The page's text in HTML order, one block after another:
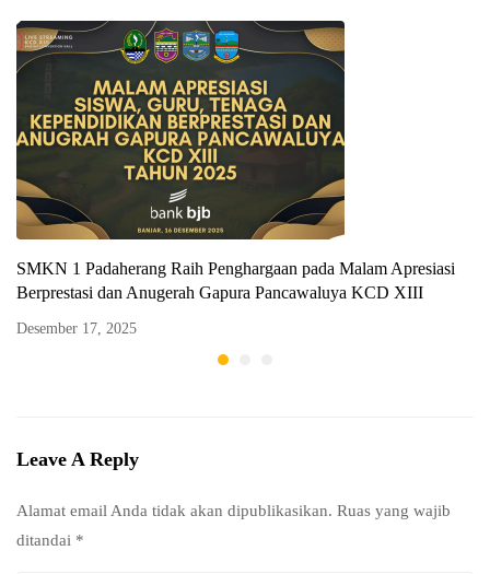
SMKN 1 Padaherang Raih Penghargaan pada Malam Apresiasi
Berprestasi dan Anugerah Gapura Pancawaluya KCD XIII
Desember 17, 2025
Leave A Reply
Alamat email Anda tidak akan dipublikasikan. Ruas yang wajib
ditandai *